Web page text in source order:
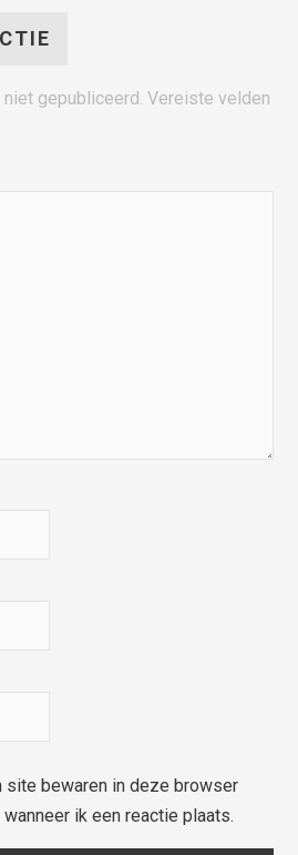
gepubliceerd. Vereiste velden
site bewaren in deze browser
ik een reactie plaats.